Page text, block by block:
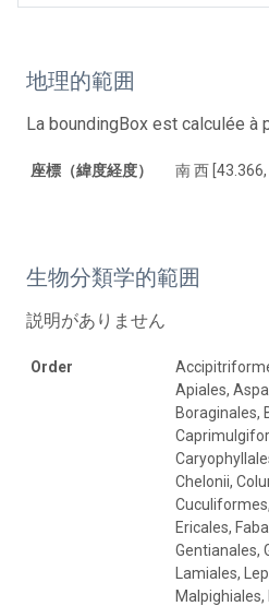
地理的範囲
La boundingBox est calculée à
座標（緯度経度） 南 西
生物分類学的範囲
説明がありません
Order
Apiales,
Boraginales,
Chelonii,
Ericales,
Gentianales,
Lamiales,